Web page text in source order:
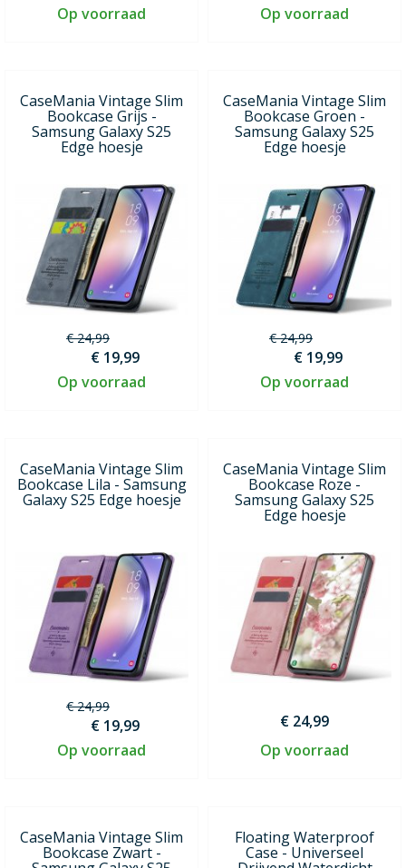
Op voorraad
Op voorraad
CaseMania Vintage Slim
Bookcase Grijs -
Samsung Galaxy S25
Edge hoesje
€ 24,99
€ 19,99
Op voorraad
CaseMania Vintage Slim
Bookcase Groen -
Samsung Galaxy S25
Edge hoesje
€ 24,99
€ 19,99
Op voorraad
CaseMania Vintage Slim
Bookcase Lila - Samsung
Galaxy S25 Edge hoesje
€ 24,99
€ 19,99
Op voorraad
CaseMania Vintage Slim
Bookcase Roze -
Samsung Galaxy S25
Edge hoesje
€ 24,99
Op voorraad
CaseMania Vintage Slim
Bookcase Zwart -
Floating Waterproof
Case - Universeel